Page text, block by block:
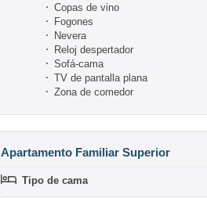
Copas de vino
Fogones
Nevera
Reloj despertador
Sofá-cama
TV de pantalla plana
Zona de comedor
Apartamento Familiar Superior
Tipo de cama